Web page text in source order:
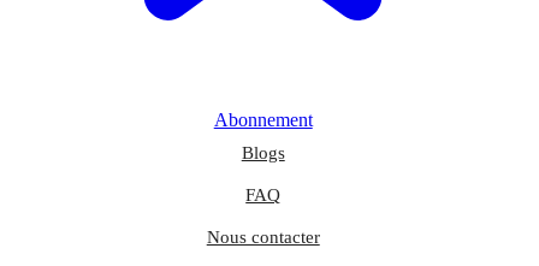
Abonnement
Blogs
FAQ
Nous contacter